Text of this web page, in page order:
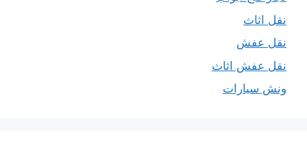
نقل اثاث
نقل عفش
نقل عفش اثاث
ونش سيارات